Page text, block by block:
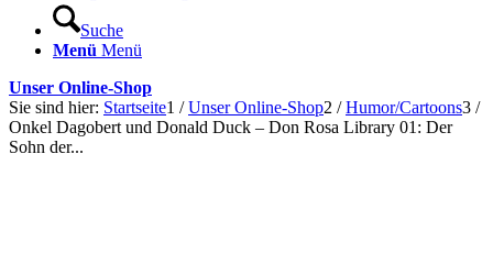
Suche
Menü Menü
Unser Online-Shop
Sie sind hier: Startseite1 / Unser Online-Shop2 / Humor/Cartoons3 /
Onkel Dagobert und Donald Duck – Don Rosa Library 01: Der
Sohn der...